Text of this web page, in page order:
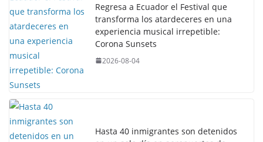
Regresa a Ecuador el Festival que
transforma los atardeceres en una
experiencia musical irrepetible:
Corona Sunsets
2026-08-04
Hasta 40 inmigrantes son detenidos